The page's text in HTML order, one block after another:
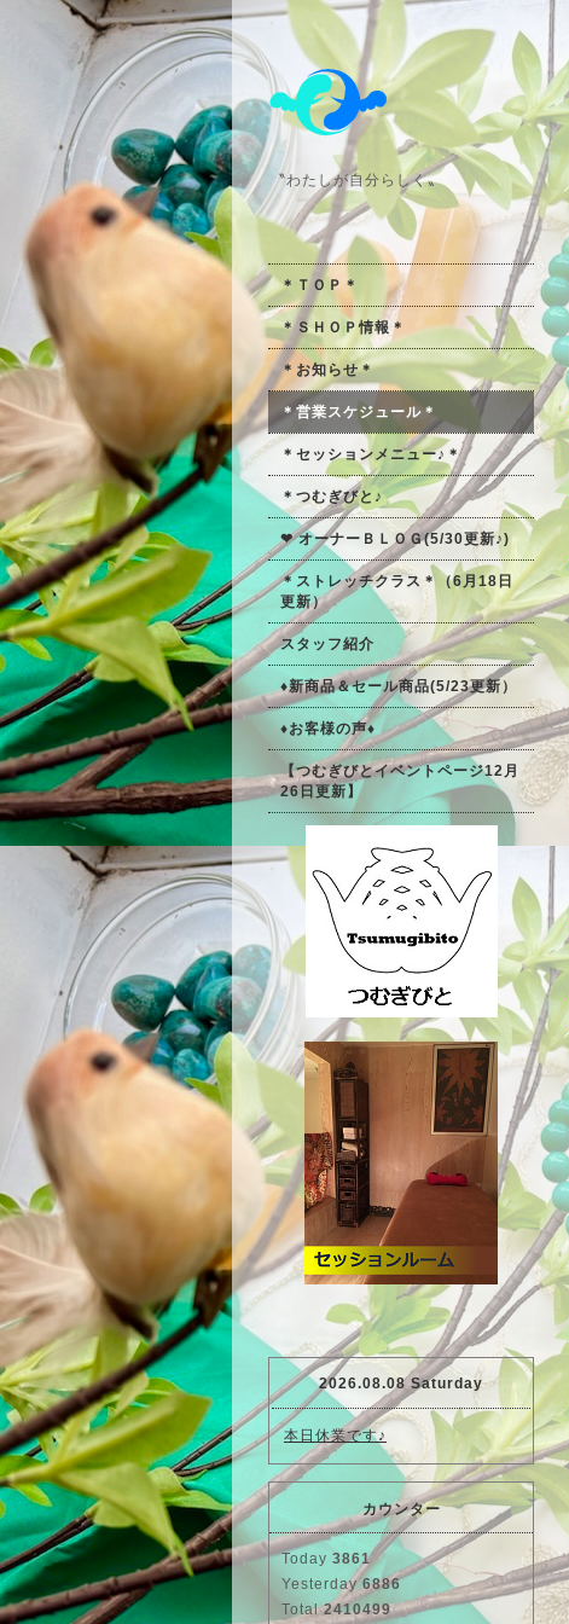
〝わたしが自分らしく〟
＊ＴＯＰ＊
＊ＳＨＯＰ情報＊
＊お知らせ＊
＊営業スケジュール＊
＊セッションメニュー♪＊
＊つむぎびと♪
❤ オーナーＢＬＯＧ(5/30更新♪)
＊ストレッチクラス＊（6月18日
更新）
スタッフ紹介
♦新商品＆セール商品(5/23更新）
♦お客様の声♦
【つむぎびとイベントページ12月
26日更新】
2026.08.08 Saturday
本日休業です♪
カウンター
Today 3861
Yesterday6886
Total2410499